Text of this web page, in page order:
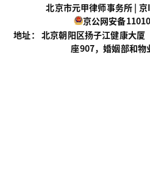
北京市元甲律师事务所 | 京
京公网安备
地址： 北京朝阳区扬子江健康大厦
座907，婚姻部和物